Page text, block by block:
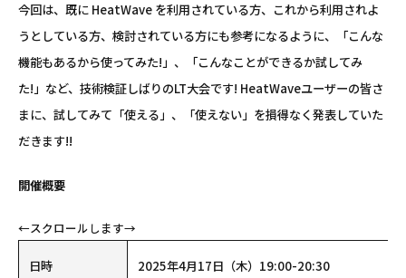
今回は、既に HeatWave を利用されている方、これから利用されよ
うとしている方、検討されている方にも参考になるように、「こんな
機能もあるから使ってみた!」、「こんなことができるか試してみ
た!」など、技術検証しばりのLT大会です! HeatWaveユーザーの皆さ
まに、試してみて「使える」、「使えない」を損得なく発表していた
だきます!!
開催概要
日時 2025年4月17日（木）19:00-20:30